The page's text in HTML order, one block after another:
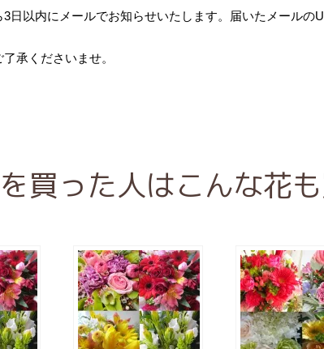
日以内にメールでお知らせいたします。届いたメールの
承くださいませ。
買った人はこんな花も